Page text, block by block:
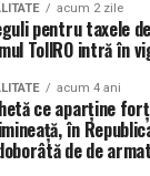
acum 2 zile
pentru taxele
TollRO intră în
acum 4 ani
ce aparține
în
de de